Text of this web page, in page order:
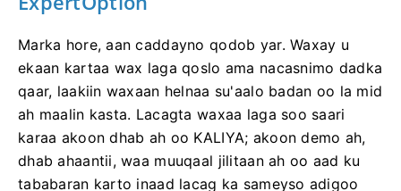
Sideen lacag ugala bixi karaa
ExpertOption
Marka hore, aan caddayno qodob yar. Waxay u
ekaan kartaa wax laga qoslo ama nacasnimo dadka
qaar, laakiin waxaan helnaa su'aalo badan oo la mid
ah maalin kasta. Lacagta waxaa laga soo saari
karaa akoon dhab ah oo KALIYA; akoon demo ah,